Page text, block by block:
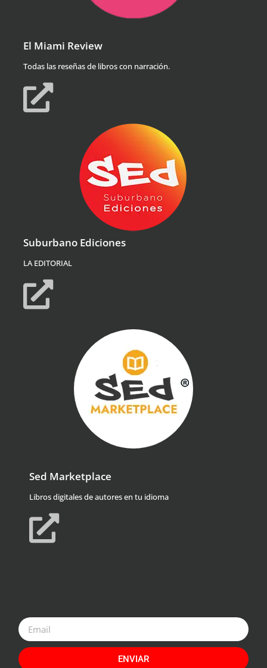
El Miami Review
Todas las reseñas de libros con narración.
Suburbano Ediciones
LA EDITORIAL
Sed Marketplace
Libros digitales de autores en tu idioma
ENVIAR